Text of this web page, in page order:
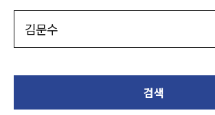
검색